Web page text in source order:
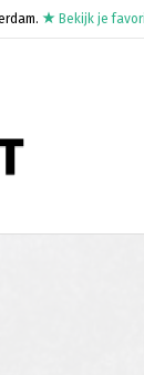
Bekijk je